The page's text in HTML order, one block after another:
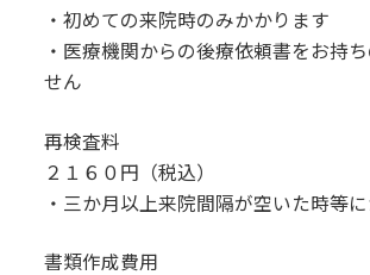
・初めての来院時のみかかります
・医療機関からの後療依頼書をお持
せん
再検査料
２１６０円（税込）
・三か月以上来院間隔が空いた時等
書類作成費用